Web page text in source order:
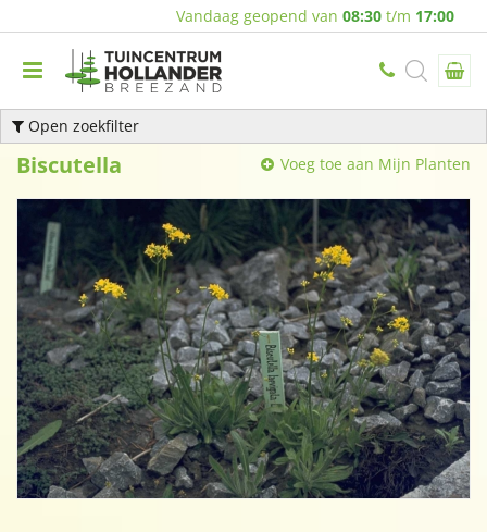
Vandaag geopend van 08:30 t/m 17:00
Open zoekfilter
Biscutella Voeg toe aan Mijn Planten